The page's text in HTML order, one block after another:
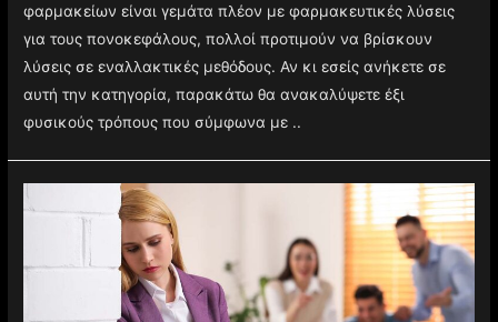
φαρμακείων είναι γεμάτα πλέον με φαρμακευτικές λύσεις
για τους πονοκεφάλους, πολλοί προτιμούν να βρίσκουν
λύσεις σε εναλλακτικές μεθόδους. Αν κι εσείς ανήκετε σε
αυτή την κατηγορία, παρακάτω θα ανακαλύψετε έξι
φυσικούς τρόπους που σύμφωνα με ..